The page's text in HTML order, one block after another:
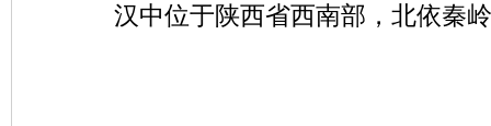
汉中位于陕西省西南部，北依秦